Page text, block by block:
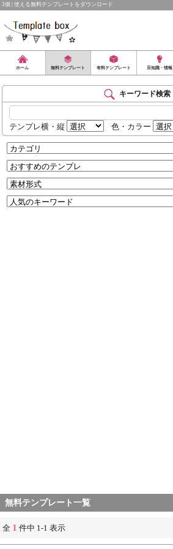
3個 | 使える無料テンプレートをダウンロード
ホーム 無料テンプレート 有料テンプレート 豆知識・情報
キーワード検索
テンプレ横・縦 色・カラー
無料テンプレート一覧
全 1 件中 1-1 表示